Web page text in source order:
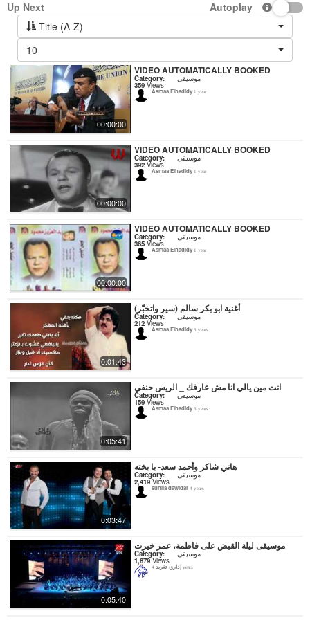
Up Next
Autoplay
Title (A-Z)
10
00:00:00
VIDEO AUTOMATICALLY BOOKED
Category: موسيقى
359 Views
Asmaa Elhadidy 1 year
00:00:00
VIDEO AUTOMATICALLY BOOKED
Category: موسيقى
392 Views
Asmaa Elhadidy 1 year
00:00:00
VIDEO AUTOMATICALLY BOOKED
Category: موسيقى
365 Views
Asmaa Elhadidy 1 year
0:01:43
أغنية ابو بكر سالم (سير واتخبّر)
Category: موسيقى
212 Views
Asmaa Elhadidy 3 years
0:05:41
انت مين يالي انا مش عارفك _ الريس حنفي
Category: موسيقى
159 Views
Asmaa Elhadidy 3 years
0:03:47
هاني شاكر وأحمد سعد- يا بخته
Category: موسيقى
2,419Views
suhila dewidar 4 years
0:05:40
موسيقى ليلة القبض على فاطمة، عمر خيرت
Category: موسيقى
1,879Views
إداري-تغريد 4 years